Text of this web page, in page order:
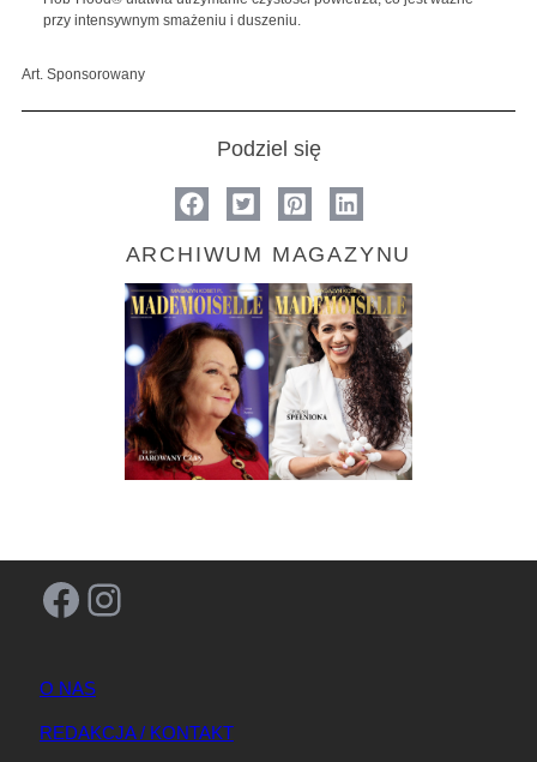
przy intensywnym smażeniu i duszeniu.
Art. Sponsorowany
Podziel się
ARCHIWUM MAGAZYNU
Facebook Instagram
O NAS
REDAKCJA / KONTAKT